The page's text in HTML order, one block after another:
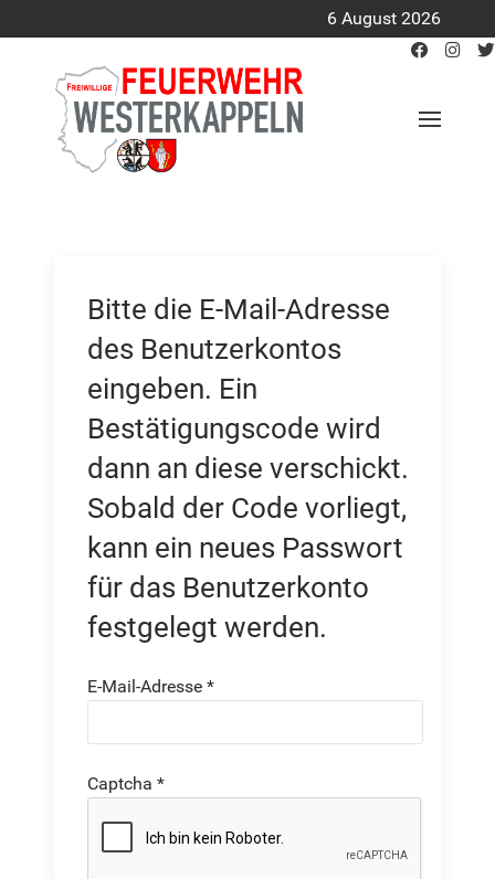
6 August 2026
Bitte die E-Mail-Adresse
des Benutzerkontos
eingeben. Ein
Bestätigungscode wird
dann an diese verschickt.
Sobald der Code vorliegt,
kann ein neues Passwort
für das Benutzerkonto
festgelegt werden.
E-Mail-Adresse *
Captcha *